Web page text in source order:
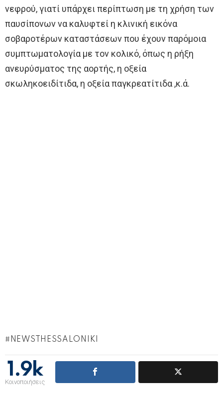
νεφρού, γιατί υπάρχει περίπτωση με τη χρήση των
παυσίπονων να καλυφτεί η κλινική εικόνα
σοβαροτέρων καταστάσεων που έχουν παρόμοια
συμπτωματολογία με τον κολικό, όπως η ρήξη
ανευρύσματος της αορτής, η οξεία
σκωληκοειδίτιδα, η οξεία παγκρεατίτιδα ,κ.ά.
NEWSTHESSALONIKI
1.9k
Κοινοποιήσεις